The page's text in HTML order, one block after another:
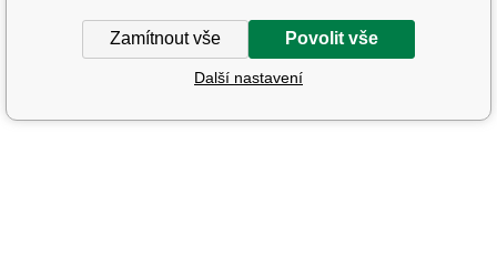
Zamítnout vše Povolit vše
Další nastavení